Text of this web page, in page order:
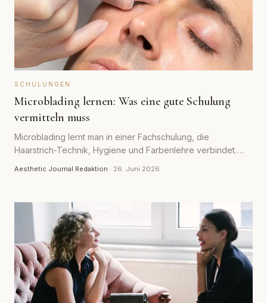
SCHULUNGEN
Microblading lernen: Was eine gute Schulung
vermitteln muss
Microblading lernt man in einer Fachschulung, die
Haarstrich-Technik, Hygiene und Farbenlehre verbindet.
Aesthetic Journal Redaktion · 26. Juni 2026